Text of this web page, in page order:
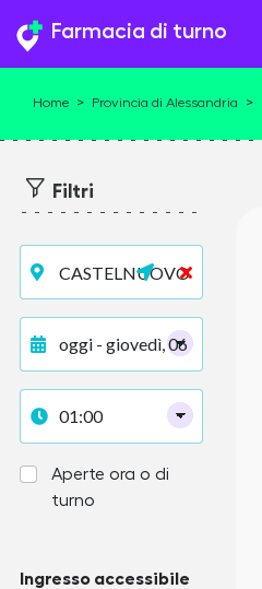
Farmacia di turno
Home > Provincia di Alessandria >
Filtri
Aperte ora o di
turno
Ingresso accessibile